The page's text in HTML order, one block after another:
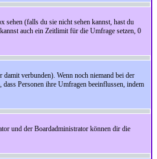
sehen (falls du sie nicht sehen kannst, hast du
auch ein Zeitlimit für die Umfrage setzen, 0
verbunden). Wenn noch niemand bei der
Personen ihre Umfragen beeinflussen, indem
und der Boardadministrator können dir die